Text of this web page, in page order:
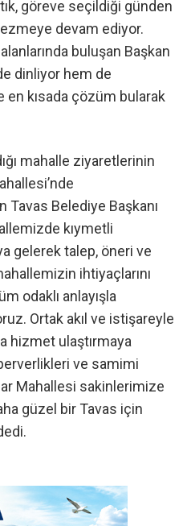
göreve seçildiği günden
devam ediyor.
buluşan Başkan
dinliyor hem de
kısada çözüm bularak
mahalle ziyaretlerinin
Belediye Başkanı
kıymetli
gelerek talep, öneri ve
ihtiyaçlarını
odaklı anlayışla
Ortak akıl ve istişareyle
hizmet ulaştırmaya
Mahallesi sakinlerimize
güzel bir Tavas için